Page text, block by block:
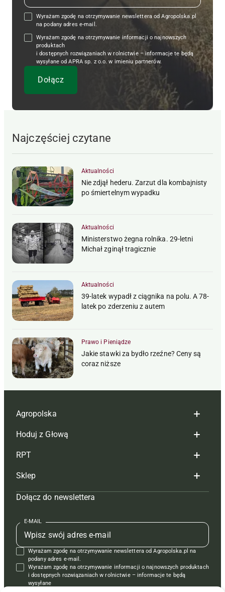
Wyrażam zgodę na otrzymywanie newslettera od Agropolska.pl
na podany adres e-mail.
Wyrażam zgodę na otrzymywanie informacji o najnowszych
produktach
i dostępnych rozwiązaniach w rolnictwie – informacje te będą
wysyłane od APRA sp. z o.o. w imieniu partnerów.
Najczęściej czytane
Aktualności
Nie zdjął hederu. Zarzut dla kombajnisty
po śmiertelnym wypadku
Aktualności
Ministerstwo żegna rolnika. 29-letni
Michał zginął tragicznie
Aktualności
39-latek wypadł z ciągnika na polu. A 78-
latek po zderzeniu z autem
Prawo i Pieniądze
Jakie stawki za bydło rzeźne? Ceny są
coraz niższe
Agropolska
Redakcja
Reklama
Tagi
Mapa serwisu
Kontakt
Regulamin
Polityka prywatności
Hoduj z Głową
Hoduj z głową bydło
Hoduj z głową świnie
Prenumerata
Redakcja
Kontakt
Reklama
RPT
Redakcja
Prenumerata
Reklama
Kontakt
Krzyżówki
Sklep
Czasopisma i prenumerata
Książki
Regulamin
Dołącz do newslettera
E-MAIL
Wyrażam zgodę na otrzymywanie newslettera od Agropolska.pl na
podany adres e-mail.
Wyrażam zgodę na otrzymywanie informacji o najnowszych produktach
i dostępnych rozwiązaniach w rolnictwie – informacje te będą
wysyłane